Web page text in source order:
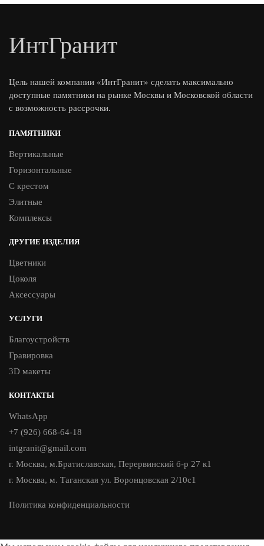
ИнтГранит
Цель нашей компании «ИнтГранит» сделать максимально
доступные памятники на рынке Москвы и Московской области
с возможность рассрочки.
ПАМЯТНИКИ
Вертикальные
Горизонтальные
С крестом
Элитные
Комплексы
ДРУГИЕ ИЗДЕЛИЯ
Цветники
Цоколя
Аксессуары
УСЛУГИ
Благоустройств
Гравировка
3D макеты
КОНТАКТЫ
WhatsApp
+7 (926) 668-64-18
intgranit@gmail.com
г. Москва, м.Братиславская, Перервинский б-р 27 к1
г. Москва, м. Таганская ул. Воронцовская 2/10с1
Политика конфиденциальности